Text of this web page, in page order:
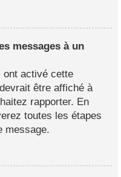
messages à un
ont activé cette
être affiché à
rapporter. En
toutes les étapes
message.